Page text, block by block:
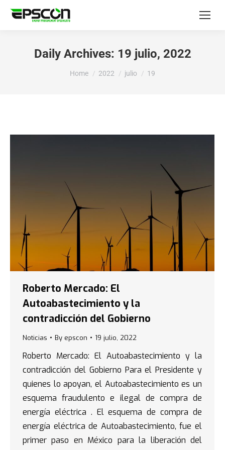
Daily Archives: 19 julio, 2022
You are here:
Home 2022 julio 19
Roberto Mercado: El
Autoabastecimiento y la
contradicción del Gobierno
Noticias By epscon 19 julio, 2022
Roberto Mercado: El Autoabastecimiento y la
contradicción del Gobierno Para el Presidente y
quienes lo apoyan, el Autoabastecimiento es un
esquema fraudulento e ilegal de compra de
energía eléctrica . El esquema de compra de
energía eléctrica de Autoabastecimiento, fue el
primer paso en México para la liberación del